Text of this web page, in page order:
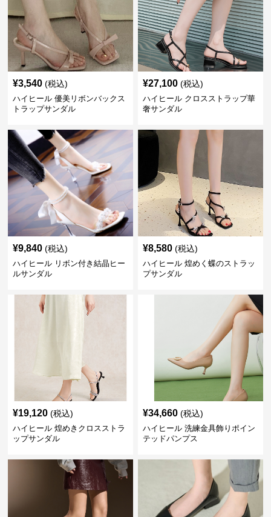
¥3,540 (税込)
ハイヒール 優美リボンバックス
トラップサンダル
¥27,100 (税込)
ハイヒール クロスストラップ華
奢サンダル
¥9,840 (税込)
ハイヒール リボン付き結晶ヒー
ルサンダル
¥8,580 (税込)
ハイヒール 煌めく蝶のストラッ
プサンダル
¥19,120 (税込)
ハイヒール 煌めきクロスストラ
ップサンダル
¥34,660 (税込)
ハイヒール 洗練金具飾りポイン
テッドパンプス